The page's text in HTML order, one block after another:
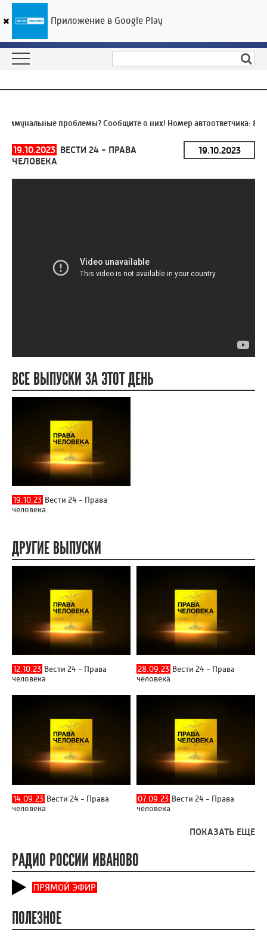
ГТРК «Ивтелерадио»
проблемы? Сообщите о них! Номер автоответчика:8
19.10.2023 ВЕСТИ 24 - ПРАВА
ЧЕЛОВЕКА
ВСЕ ВЫПУСКИ ЗА ЭТОТ ДЕНЬ
19.10.23 Вести 24 - Права
человека
ДРУГИЕ ВЫПУСКИ
12.10.23 Вести 24 - Права
человека
28.09.23 Вести 24 - Права
человека
14.09.23 Вести 24 - Права
человека
07.09.23 Вести 24 - Права
человека
ПОКАЗАТЬ ЕЩЕ
РАДИО РОССИИ ИВАНОВО
ПРЯМОЙ ЭФИР
ПОЛЕЗНОЕ
Приложение в Google Play